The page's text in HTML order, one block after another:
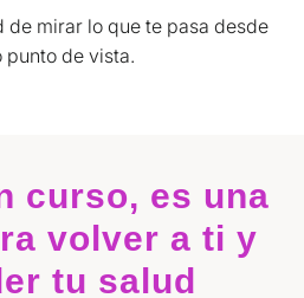
de mirar lo que te pasa desde
punto de vista.
curso, es una
volver a ti y
tu salud